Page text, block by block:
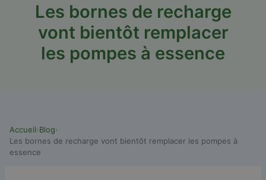
Les bornes de recharge
vont bientôt remplacer
les pompes à essence
Accueil›Blog›
Les bornes de recharge vont bientôt remplacer les pompes à
essence